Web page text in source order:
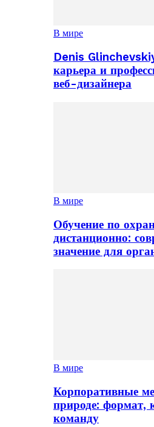
В мире
Denis
карьера и
веб-дизайнера
В мире
Обучение по
дистанционно:
значение для
В мире
Корпоративные
природе: формат,
команду